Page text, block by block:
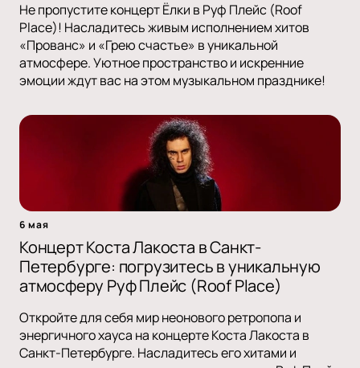
Не пропустите концерт Ёлки в Руф Плейс (Roof
Place)! Насладитесь живым исполнением хитов
«Прованс» и «Грею счастье» в уникальной
атмосфере. Уютное пространство и искренние
эмоции ждут вас на этом музыкальном празднике!
6 мая
Концерт Коста Лакоста в Санкт-
Петербурге: погрузитесь в уникальную
атмосферу Руф Плейс (Roof Place)
Откройте для себя мир неонового ретропопа и
энергичного хауса на концерте Коста Лакоста в
Санкт-Петербурге. Насладитесь его хитами и